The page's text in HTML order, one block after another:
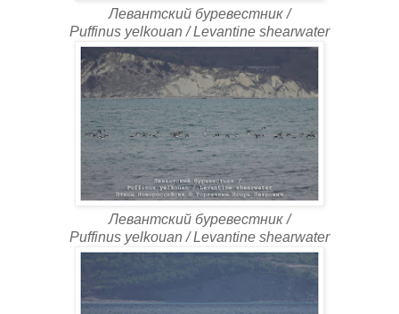
Левантский буревестник /
Puffinus yelkouan / Levantine shearwater
Левантский буревестник /
Puffinus yelkouan / Levantine shearwater